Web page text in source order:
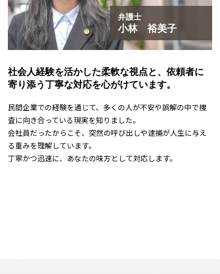
弁護士
小林 裕美子
社会人経験を活かした柔軟な視点と、 依頼者に
寄り添う丁寧な対応を心がけています。
民間企業での経験を通じて、多くの人が不安や誤解の中で捜
査に向き合っている現実を知りました。
会社員だったからこそ、突然の呼び出しや逮捕が人生に与え
る重みを理解しています。
丁寧かつ迅速に、あなたの味方として対応します。